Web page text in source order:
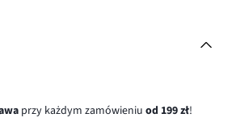
przy każdym zamówieniu od 199 zł!